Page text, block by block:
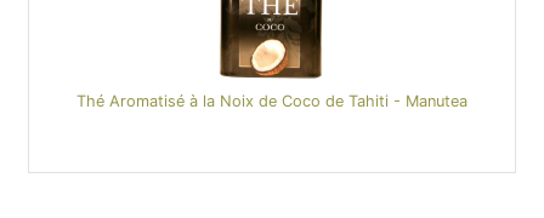
Thé Aromatisé à la Noix de Coco de Tahiti - Manutea